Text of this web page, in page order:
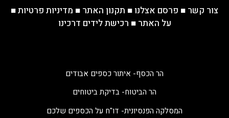
צור קשר ■ פרסם אצלנו ■ תקנון האתר ■ מדיניות פרטיות■
על האתר ■ רכישת לידים דרכינו
הר הכסף- איתור כספים אבודים
הר הביטוח- בדיקת ביטוחים
המסלקה הפנסיונית- דו"ח על הכספים שלכם